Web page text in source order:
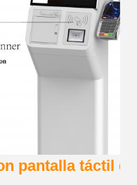
pantalla táctil de